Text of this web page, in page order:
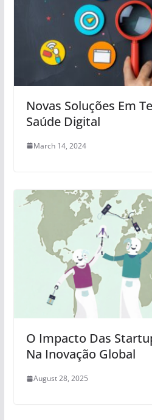
Novas Soluções Em
Saúde Digital
March 14, 2024
O Impacto Das
Na Inovação Global
August 28, 2025